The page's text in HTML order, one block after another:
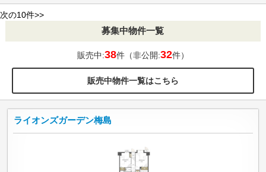
次の10件>>
募集中物件一覧
販売中:38件（非公開:32件）
販売中物件一覧はこちら
ライオンズガーデン梅島